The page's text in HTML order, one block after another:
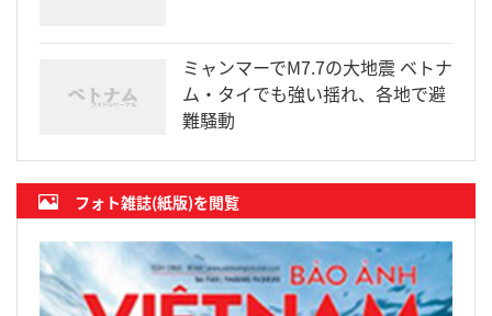
ミャンマーでM7.7の大地震 ベトナ
ム・タイでも強い揺れ、各地で避
難騒動
フォト雑誌(紙版)を閲覧